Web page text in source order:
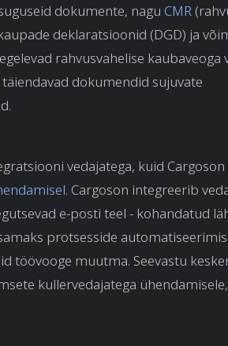
dokumente, nagu CMR
deklaratsioonid (DGD) ja
rahvusvahelise kaubaveoga
dokumendid sujuvate
vedajatega, kuid
. Cargoson integreerib
e-posti teel - kohandatud
protsesside
töövooge muutma. Seevastu
kullervedajatega